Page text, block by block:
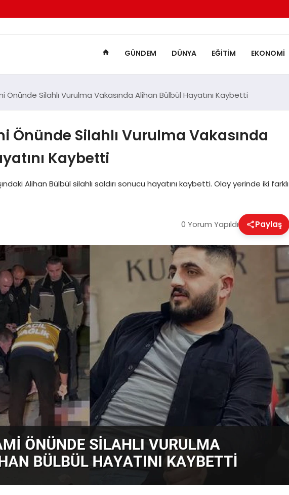
GÜNDEM DÜNYA EĞITIM EKONOMI
Önünde Silahlı Vurulma Vakasında Alihan Bülbül Hayatını Kaybetti
Önünde Silahlı Vurulma Vakasında
Kaybetti
Alihan Bülbül silahlı saldırı sonucu hayatını kaybetti. Olay yerinde iki farklı
0 Yorum Yapıldı Paylaş